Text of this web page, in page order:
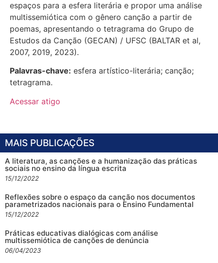
espaços para a esfera literária e propor uma análise
multissemiótica com o gênero canção a partir de
poemas, apresentando o tetragrama do Grupo de
Estudos da Canção (GECAN) / UFSC (BALTAR et al,
2007, 2019, 2023).
Palavras-chave: esfera artístico-literária; canção;
tetragrama.
Acessar atigo
MAIS PUBLICAÇÕES
A literatura, as canções e a humanização das práticas
sociais no ensino da língua escrita
15/12/2022
Reflexões sobre o espaço da canção nos documentos
parametrizados nacionais para o Ensino Fundamental
15/12/2022
Práticas educativas dialógicas com análise
multissemiótica de canções de denúncia
06/04/2023